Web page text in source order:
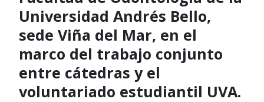
Universidad Andrés Bello,
sede Viña del Mar, en el
marco del trabajo conjunto
entre cátedras y el
voluntariado estudiantil UVA.